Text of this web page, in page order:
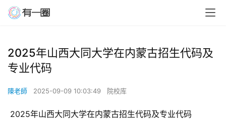
2025年山西大同大学在内蒙古招生代码及
专业代码
陳老師 2025-09-09 10:03:49 院校库
2025年山西大同大学在内蒙古招生代码及专业代码